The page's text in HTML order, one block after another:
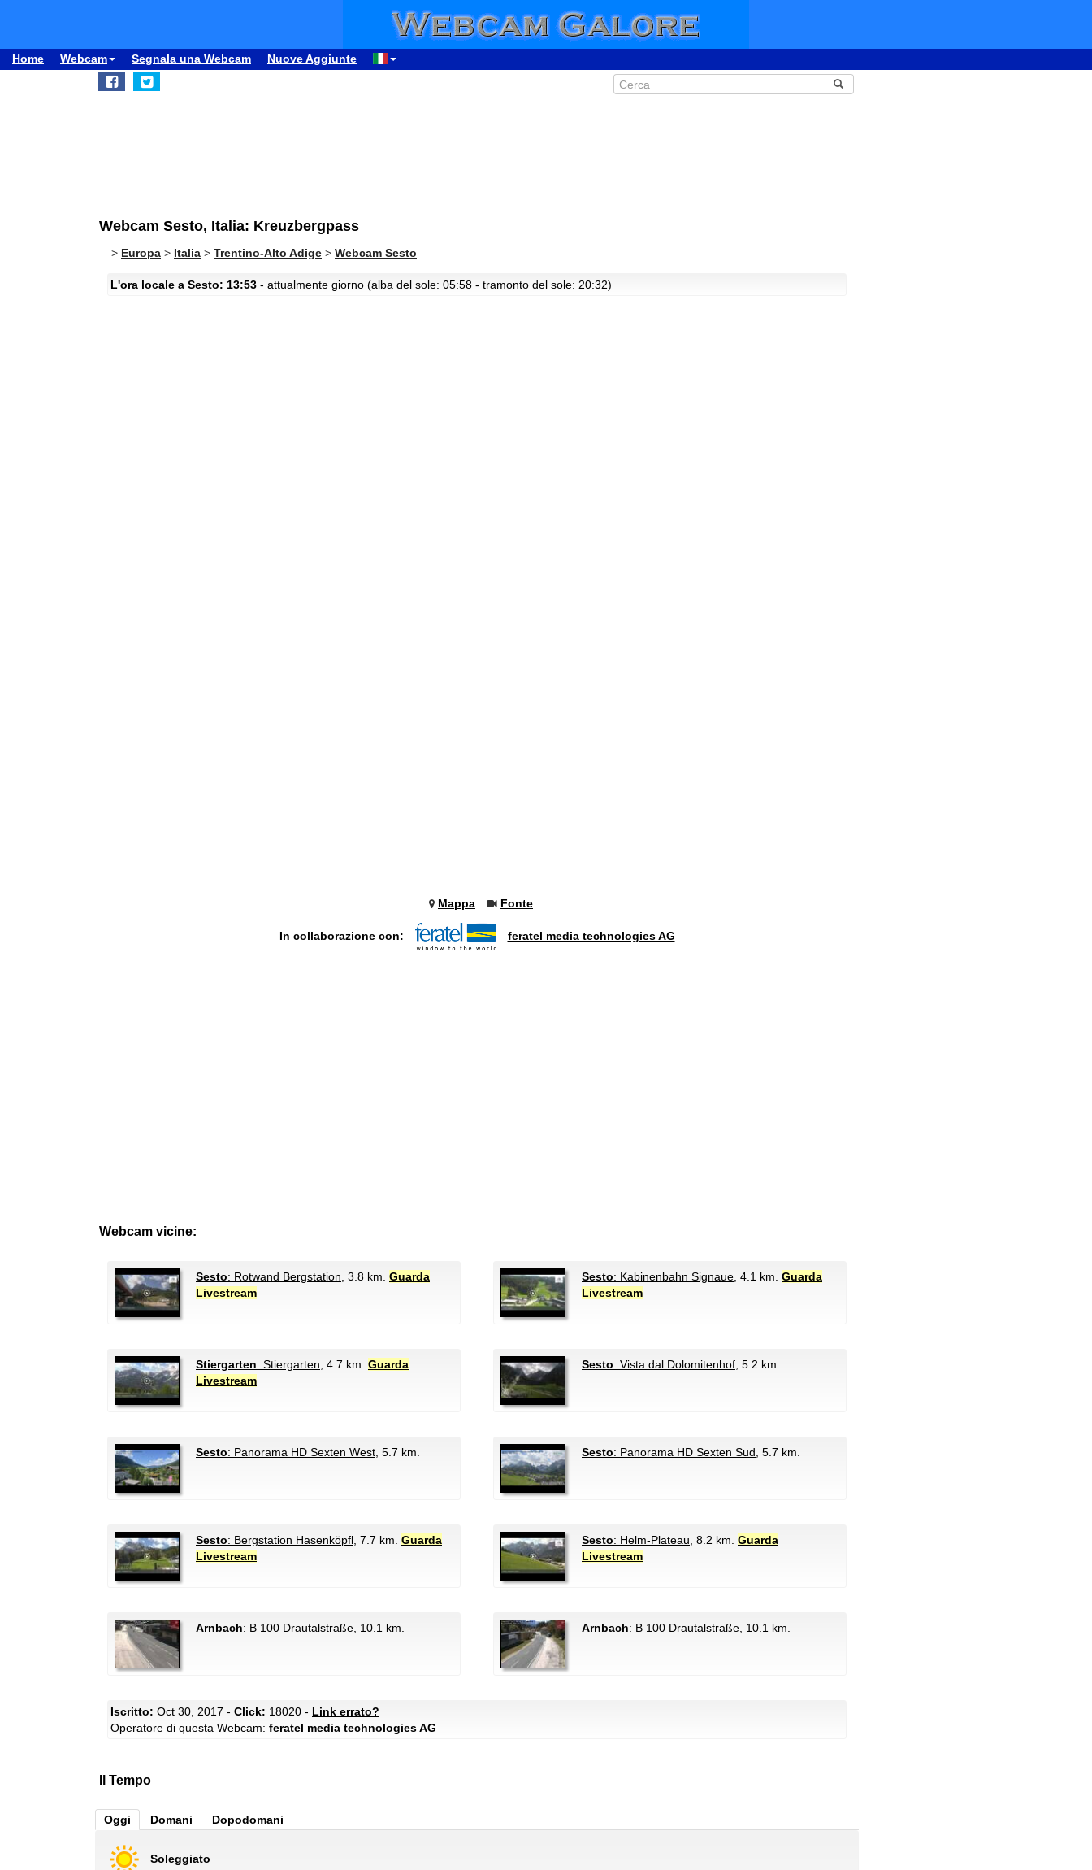
Home Webcam Segnala una Webcam Nuove Aggiunte
Webcam Sesto, Italia: Kreuzbergpass
> Europa > Italia > Trentino-Alto Adige > Webcam Sesto
L'ora locale a Sesto: 13:53 - attualmente giorno (alba del sole: 05:58 - tramonto del sole: 20:32)
Mappa Fonte
In collaborazione con: feratel media technologies AG
Webcam vicine:
Sesto: Rotwand Bergstation , 3.8 km. Guarda
Livestream
Sesto: Kabinenbahn Signaue , 4.1 km. Guarda
Livestream
Stiergarten: Stiergarten , 4.7 km. Guarda
Livestream
Sesto: Vista dal Dolomitenhof , 5.2 km.
Sesto: Panorama HD Sexten West , 5.7 km. Sesto: Panorama HD Sexten Sud , 5.7 km.
Sesto: Bergstation Hasenköpfl , 7.7 km. Guarda
Livestream
Sesto: Helm-Plateau , 8.2 km. Guarda
Livestream
Arnbach: B 100 Drautalstraße , 10.1 km. Arnbach: B 100 Drautalstraße , 10.1 km.
Iscritto: Oct 30, 2017 - Click: 18020 - Link errato?
Operatore di questa Webcam: feratel media technologies AG
Il Tempo
Oggi Domani Dopodomani
Soleggiato